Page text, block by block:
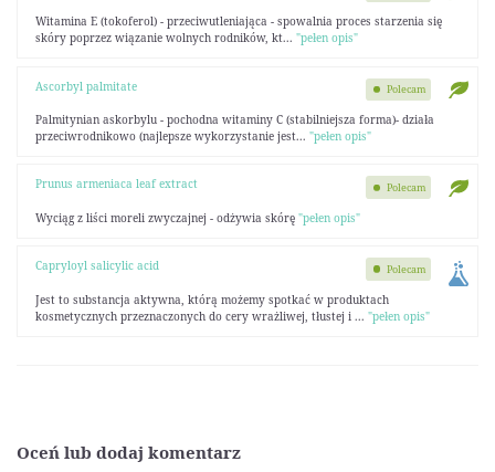
Witamina E (tokoferol) - przeciwutleniająca - spowalnia proces starzenia się
skóry poprzez wiązanie wolnych rodników, kt... "pełen opis"
Ascorbyl palmitate
Palmitynian askorbylu - pochodna witaminy C (stabilniejsza forma)- działa
przeciwrodnikowo (najlepsze wykorzystanie jest... "pełen opis"
Polecam
Prunus armeniaca leaf extract
Wyciąg z liści moreli zwyczajnej - odżywia skórę "pełen opis"
Polecam
Capryloyl salicylic acid
Jest to substancja aktywna, którą możemy spotkać w produktach
kosmetycznych przeznaczonych do cery wrażliwej, tłustej i ... "pełen opis"
Polecam
Oceń lub dodaj komentarz